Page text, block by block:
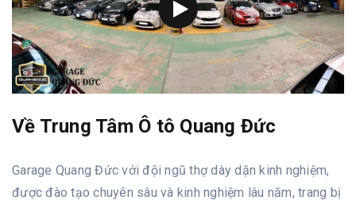
Về Trung Tâm Ô tô Quang Đức
Garage Quang Đức với đội ngũ thợ dày dặn kinh nghiệm,
được đào tạo chuyên sâu và kinh nghiệm lâu năm, trang bị